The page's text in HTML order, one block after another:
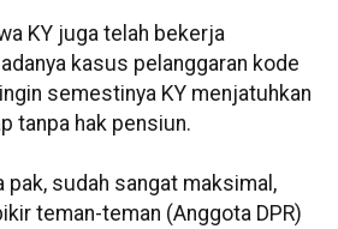
KY juga telah bekerja
kasus pelanggaran kode
semestinya KY menjatuhkan
tanpa hak pensiun.
pak, sudah sangat maksimal,
teman-teman (Anggota DPR)